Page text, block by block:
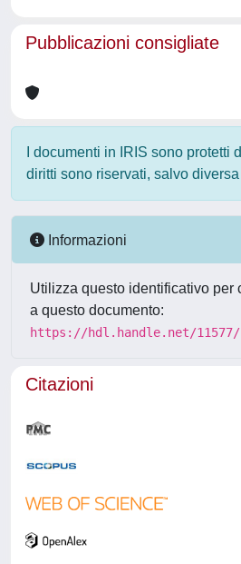
Pubblicazioni consigliate
I documenti in IRIS sono protetti
diritti sono riservati, salvo
Informazioni
Utilizza questo identificativo per
a questo documento:
https://hdl.handle.net/11577/
Citazioni